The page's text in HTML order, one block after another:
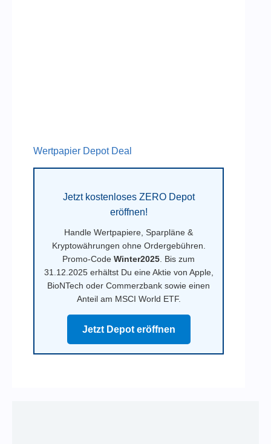
Wertpapier Depot Deal
Jetzt kostenloses ZERO Depot
eröffnen!
Handle Wertpapiere, Sparpläne &
Kryptowährungen ohne Ordergebühren.
Promo-CodeWinter2025. Bis zum
31.12.2025 erhältst Du eine Aktie von Apple,
BioNTech oder Commerzbank sowie einen
Anteil am MSCI World ETF.
Jetzt Depot eröffnen